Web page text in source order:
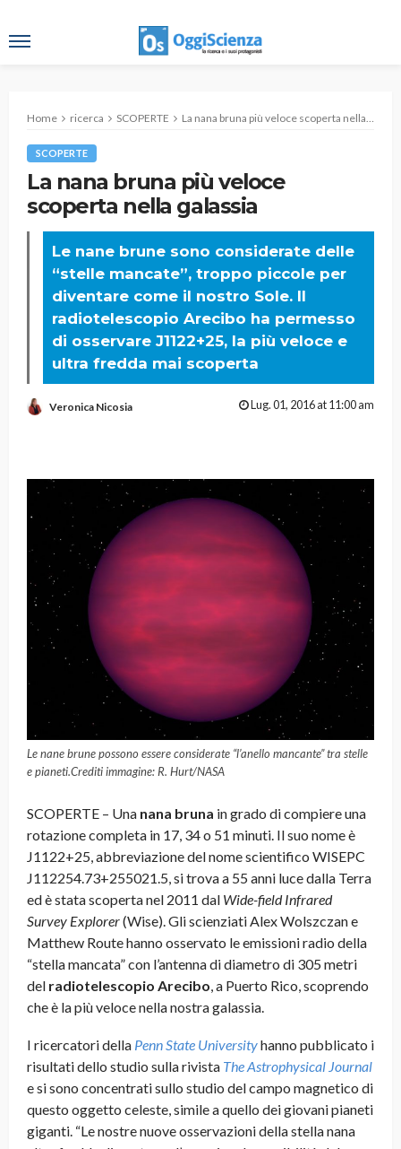
Home ricerca SCOPERTE La nana bruna più veloce scoperta nella galassia
SCOPERTE
La nana bruna più veloce
scoperta nella galassia
Le nane brune sono considerate delle
“stelle mancate”, troppo piccole per
diventare come il nostro Sole. Il
radiotelescopio Arecibo ha permesso
di osservare J1122+25, la più veloce e
ultra fredda mai scoperta
Veronica Nicosia Lug. 01, 2016 at 11:00 am
Le nane brune possono essere considerate “l’anello mancante” tra stelle
e pianeti.Crediti immagine: R. Hurt/NASA
SCOPERTE – Una nana bruna in grado di compiere una
rotazione completa in 17, 34 o 51 minuti. Il suo nome è
J1122+25, abbreviazione del nome scientifico WISEPC
J112254.73+255021.5, si trova a 55 anni luce dalla Terra
ed è stata scoperta nel 2011 dal Wide-field Infrared
Survey Explorer(Wise). Gli scienziati Alex Wolszczan e
Matthew Route hanno osservato le emissioni radio della
“stella mancata” con l’antenna di diametro di 305 metri
del radiotelescopio Arecibo, a Puerto Rico, scoprendo
che è la più veloce nella nostra galassia.
I ricercatori della Penn State Universityhanno pubblicato i
risultati dello studio sulla rivista The Astrophysical Journal
e si sono concentrati sullo studio del campo magnetico di
questo oggetto celeste, simile a quello dei giovani pianeti
giganti. “Le nostre nuove osservazioni della stella nana